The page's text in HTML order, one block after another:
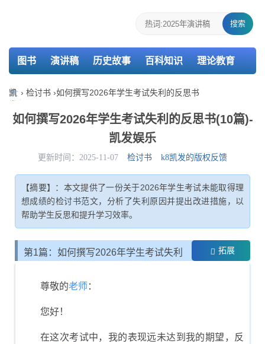
搜索
图书 演讲稿 历史故事 百科知识 理论教育
个人简历 报告 策划 教案 课件
主持词 述职报告 活动总结 介绍信
凯
娱
› 检讨书 ›如何撰写2026年学生考试失利的反思书
如何撰写2026年学生考试失利的反思书(10篇)-
凯发娱乐
更新时间：2025-11-07 检讨书 k8凯发的版权反馈
【摘要】：本文提供了一份关于2026年学生考试未能取得理
想成绩的检讨书范文，分析了失利原因并提出改进措施，以
帮助学生反思和提升学习效率。
第1篇：如何撰写2026年学生考试失利 拓展
尊敬的老师 ：
您好！
在这次考试中，我的表现远未达到我的期望，反